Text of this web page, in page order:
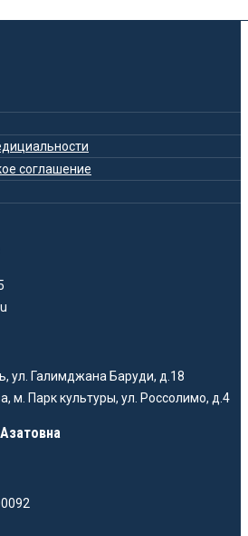
соглашение
ул. Галимджана Баруди, д.18
м. Парк культуры, ул. Россолимо, д.4